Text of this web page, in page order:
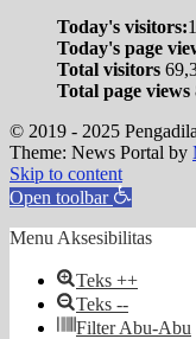
Today's visitors:
Today's page
Total visitors
Total page views
© 2019 - 2025
Theme: News Portal by
Skip to content
Open toolbar
Menu Aksesibilitas
Teks ++
Teks --
Filter Abu-Abu